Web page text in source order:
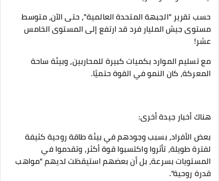
حسب تقرير "الجبهة المتحدة العالمية"، حتى الآن، متوسط
مستوى جيش المليار فرد قد ارتفع إلى المستوى الخامس
عشر!
مع تسليم الموارد بكميات كبيرة للمحاربين، وبيئة ساحة
المعركة، كان النمو في القوة حتميًا.
هناك أخبار جيدة أخرى:
بعض الأفراد، بسبب وجودهم في بيئة طاقة روحية كثيفة
لفترة طويلة، تأثروا واكتسبوا قوة أكثر، وتقدموا في
المستويات بسرعة، بل أن بعضهم استيقظت لديهم "مواهب
قدرة روحية".